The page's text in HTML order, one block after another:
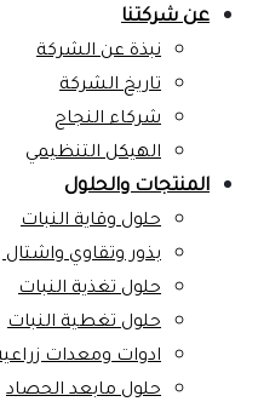
عن شركتنا
نبذة عن الشركة
تاريخ الشركة
شركاء النجاح
الهيكل التنظيمي
المنتجات والحلول
حلول وقاية النبات
بذور وتقاوي واشتال
حلول تغذية النبات
حلول تغطية النبات
ادوات ومعدات
حلول مابعد الحصاد